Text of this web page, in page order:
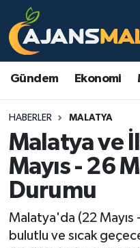
Gündem Ekonomi
HABERLER MALATYA
Malatya ve
Mayıs - 26
Durumu
Malatya'da (22 Mayıs
bulutlu ve sıcak
Asayiş
Eğitim
Ekonomi
Gündem
Kadın
Malatya Nöbetçi
Malatya Namaz
Malatya Trafik
TFF 3.Lig 2.Grup
Tüm Manşetler